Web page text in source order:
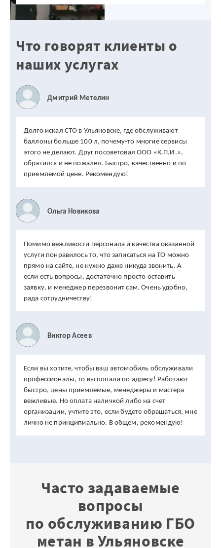
Что говорят клиенты о
наших услугах
Дмитрий Метелин
Долго искал СТО в Ульяновске, где обслуживают
баллоны больше 100 л, почему-то многие сервисы
этого не делают. Друг посоветовал ООО «К.П.И.»,
обратился и не пожалел. Быстро, качественно и по
приемлемой цене. Рекомендую!
Ольга Новикова
Помимо вежливости персонала и качества оказанной
услуги понравилось то, что записаться на ТО можно
прямо на сайте, не нужно даже никуда звонить. А
если есть вопросы, достаточно просто оставить
заявку, и менеджер перезвонит сам. Очень удобно,
рада сотрудничеству!
Виктор Асеев
Если вы хотите, чтобы ваш автомобиль обслуживали
профессионалы, то вы попали по адресу! Работают
быстро, цены приемлемые, менеджеры и мастера
вежливые. Но оплата наличкой либо на счет
организации, учтите это, если будете обращаться, мне
лично не принципиально. В общем, рекомендую!
Часто задаваемые
вопросы
по обслуживанию ГБО
метан в Ульяновске